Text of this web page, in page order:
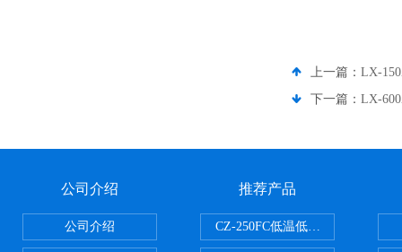
上一篇： LX-
下一篇： LX-
公司介绍
公司介绍
推荐产品
CZ-250FC低温低湿种子储藏柜